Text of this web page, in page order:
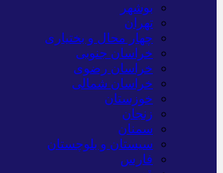
بوشهر
تهران
چهار محال و بختیاری
خراسان جنوبی
خراسان رضوی
خراسان شمالی
خوزستان
زنجان
سمنان
سیستان و بلوچستان
فارس